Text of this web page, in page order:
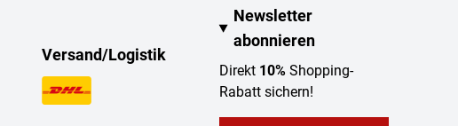
Versand/Logistik
Newsletter
abonnieren
Direkt 10%Shopping-
Rabatt sichern!